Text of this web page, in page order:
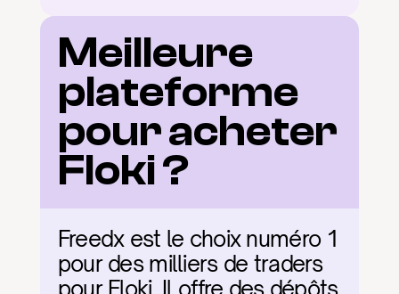
Meilleure
plateforme
pour acheter
Floki ?
Freedx est le choix numéro 1
pour des milliers de traders
pour Floki. Il offre des dépôts